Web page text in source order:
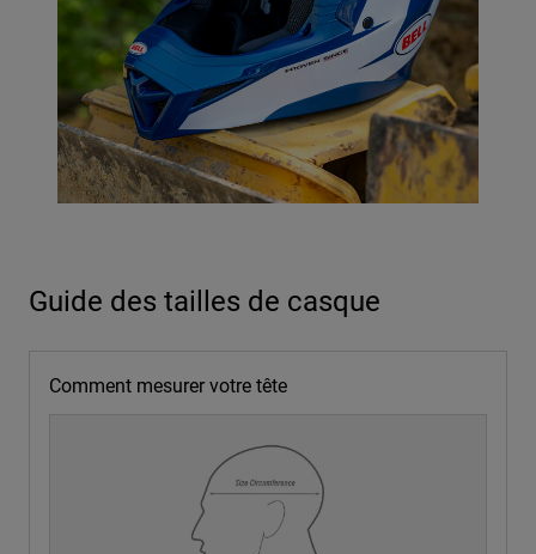
Guide des tailles de casque
Comment mesurer votre tête